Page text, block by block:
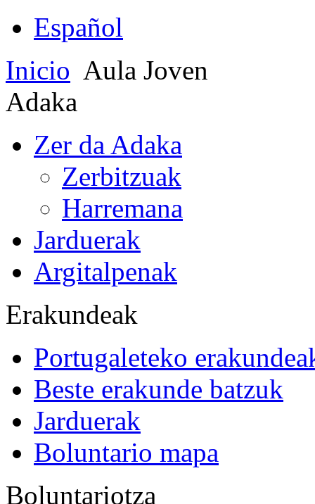
Español
Inicio Aula Joven
Adaka
Zer da Adaka
Zerbitzuak
Harremana
Jarduerak
Argitalpenak
Erakundeak
Portugaleteko
Beste erakunde batzuk
Jarduerak
Boluntario mapa
Boluntariotza